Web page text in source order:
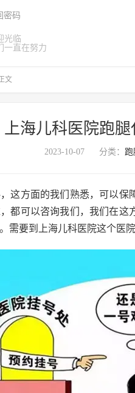
光临
一直在努力
密码
文
上海儿科医院跑
2023-10-07 分类： 跑
，这方面的我们熟悉，可以
都可以咨询我们，我们在
需要到上海儿科医院这个医